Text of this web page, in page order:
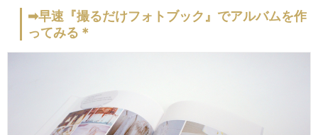
➡早速『撮るだけフォトブック』でアルバムを作
ってみる＊